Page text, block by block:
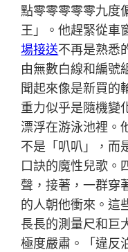
點零零零零零九度
王」。他趕緊從車
場接送不再是熟悉
由無數白線和編號
聞起來像是新買的
重力似乎是隨機變
漂浮在游泳池裡。
不是「叭叭」，而
口訣的魔性兒歌。
聲，接著，一群穿
的人朝他衝來。這
長長的測量尺和巨
極度嚴肅。「違反